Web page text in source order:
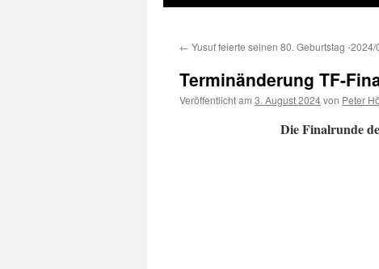
← Yusuf feierte seinen 80. Geburtstag -2024/
Terminänderung TF-
Veröffentlicht am 3. August 2024von Peter
Die Finalrunde